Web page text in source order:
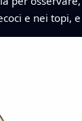
e nei topi,